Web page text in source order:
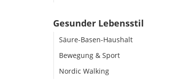
Gesunder Lebensstil
Säure-Basen-Haushalt
Bewegung & Sport
Nordic Walking